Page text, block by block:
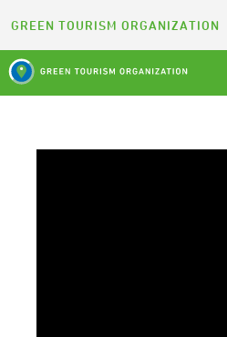
GREEN TOURISM ORGANIZATION
GREEN KEY
GREEN RESTAURANT